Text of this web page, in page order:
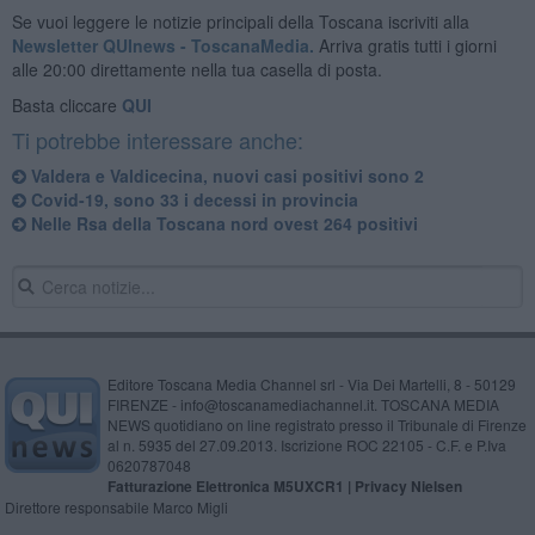
Se vuoi leggere le notizie principali della Toscana iscriviti alla
Newsletter QUInews - ToscanaMedia. Arriva gratis tutti i giorni
alle 20:00 direttamente nella tua casella di posta.
Basta cliccare QUI
Ti potrebbe interessare anche:
Valdera e Valdicecina, nuovi casi positivi sono 2
Covid-19, sono 33 i decessi in provincia
Nelle Rsa della Toscana nord ovest 264 positivi
Editore Toscana Media Channel srl - Via Dei Martelli, 8 - 50129
FIRENZE - info@toscanamediachannel.it. TOSCANA MEDIA
NEWS quotidiano on line registrato presso il Tribunale di Firenze
al n. 5935 del 27.09.2013. Iscrizione ROC 22105 - C.F. e P.Iva
0620787048
Fatturazione Elettronica M5UXCR1 | Privacy Nielsen
Direttore responsabile Marco Migli